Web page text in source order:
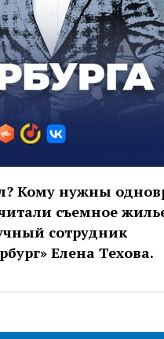
Кому нужны
съемное
сотрудник
Елена Техова.